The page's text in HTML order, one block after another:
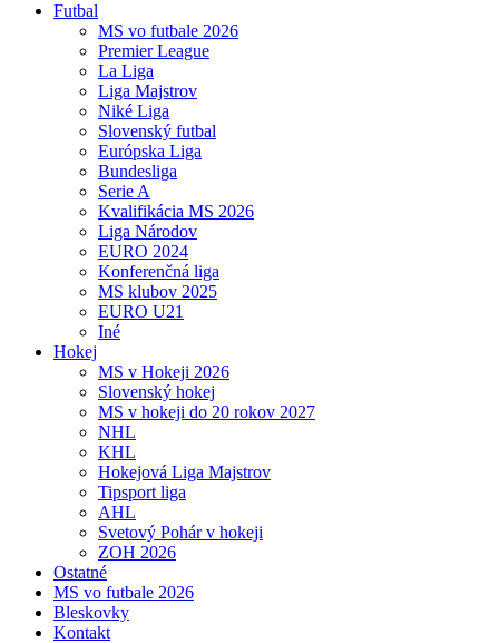
Futbal
MS vo futbale 2026
Premier League
La Liga
Liga Majstrov
Niké Liga
Slovenský futbal
Európska Liga
Bundesliga
Serie A
Kvalifikácia MS 2026
Liga Národov
EURO 2024
Konferenčná liga
MS klubov 2025
EURO U21
Iné
Hokej
MS v Hokeji 2026
Slovenský hokej
MS v hokeji do 20 rokov 2027
NHL
KHL
Hokejová Liga Majstrov
Tipsport liga
AHL
Svetový Pohár v hokeji
ZOH 2026
Ostatné
MS vo futbale 2026
Bleskovky
Kontakt